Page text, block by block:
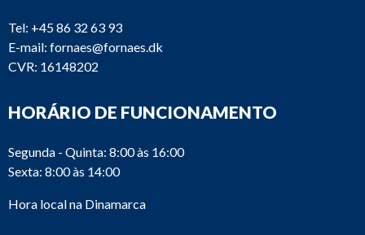
Tel: +45 86 32 63 93
E-mail: fornaes@fornaes.dk
CVR: 16148202
HORÁRIO DE FUNCIONAMENTO
Segunda - Quinta: 8:00 às 16:00
Sexta: 8:00 às 14:00
Hora local na Dinamarca